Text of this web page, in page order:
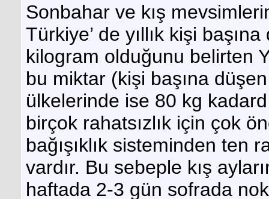
Sonbahar ve kış
Türkiye’ de yıllık kişi
kilogram olduğunu belirten
bu miktar (kişi başına
ülkelerinde ise 80 kg
birçok rahatsızlık için çok
bağışıklık sisteminden ten
vardır. Bu sebeple kış
haftada 2-3 gün sofrada